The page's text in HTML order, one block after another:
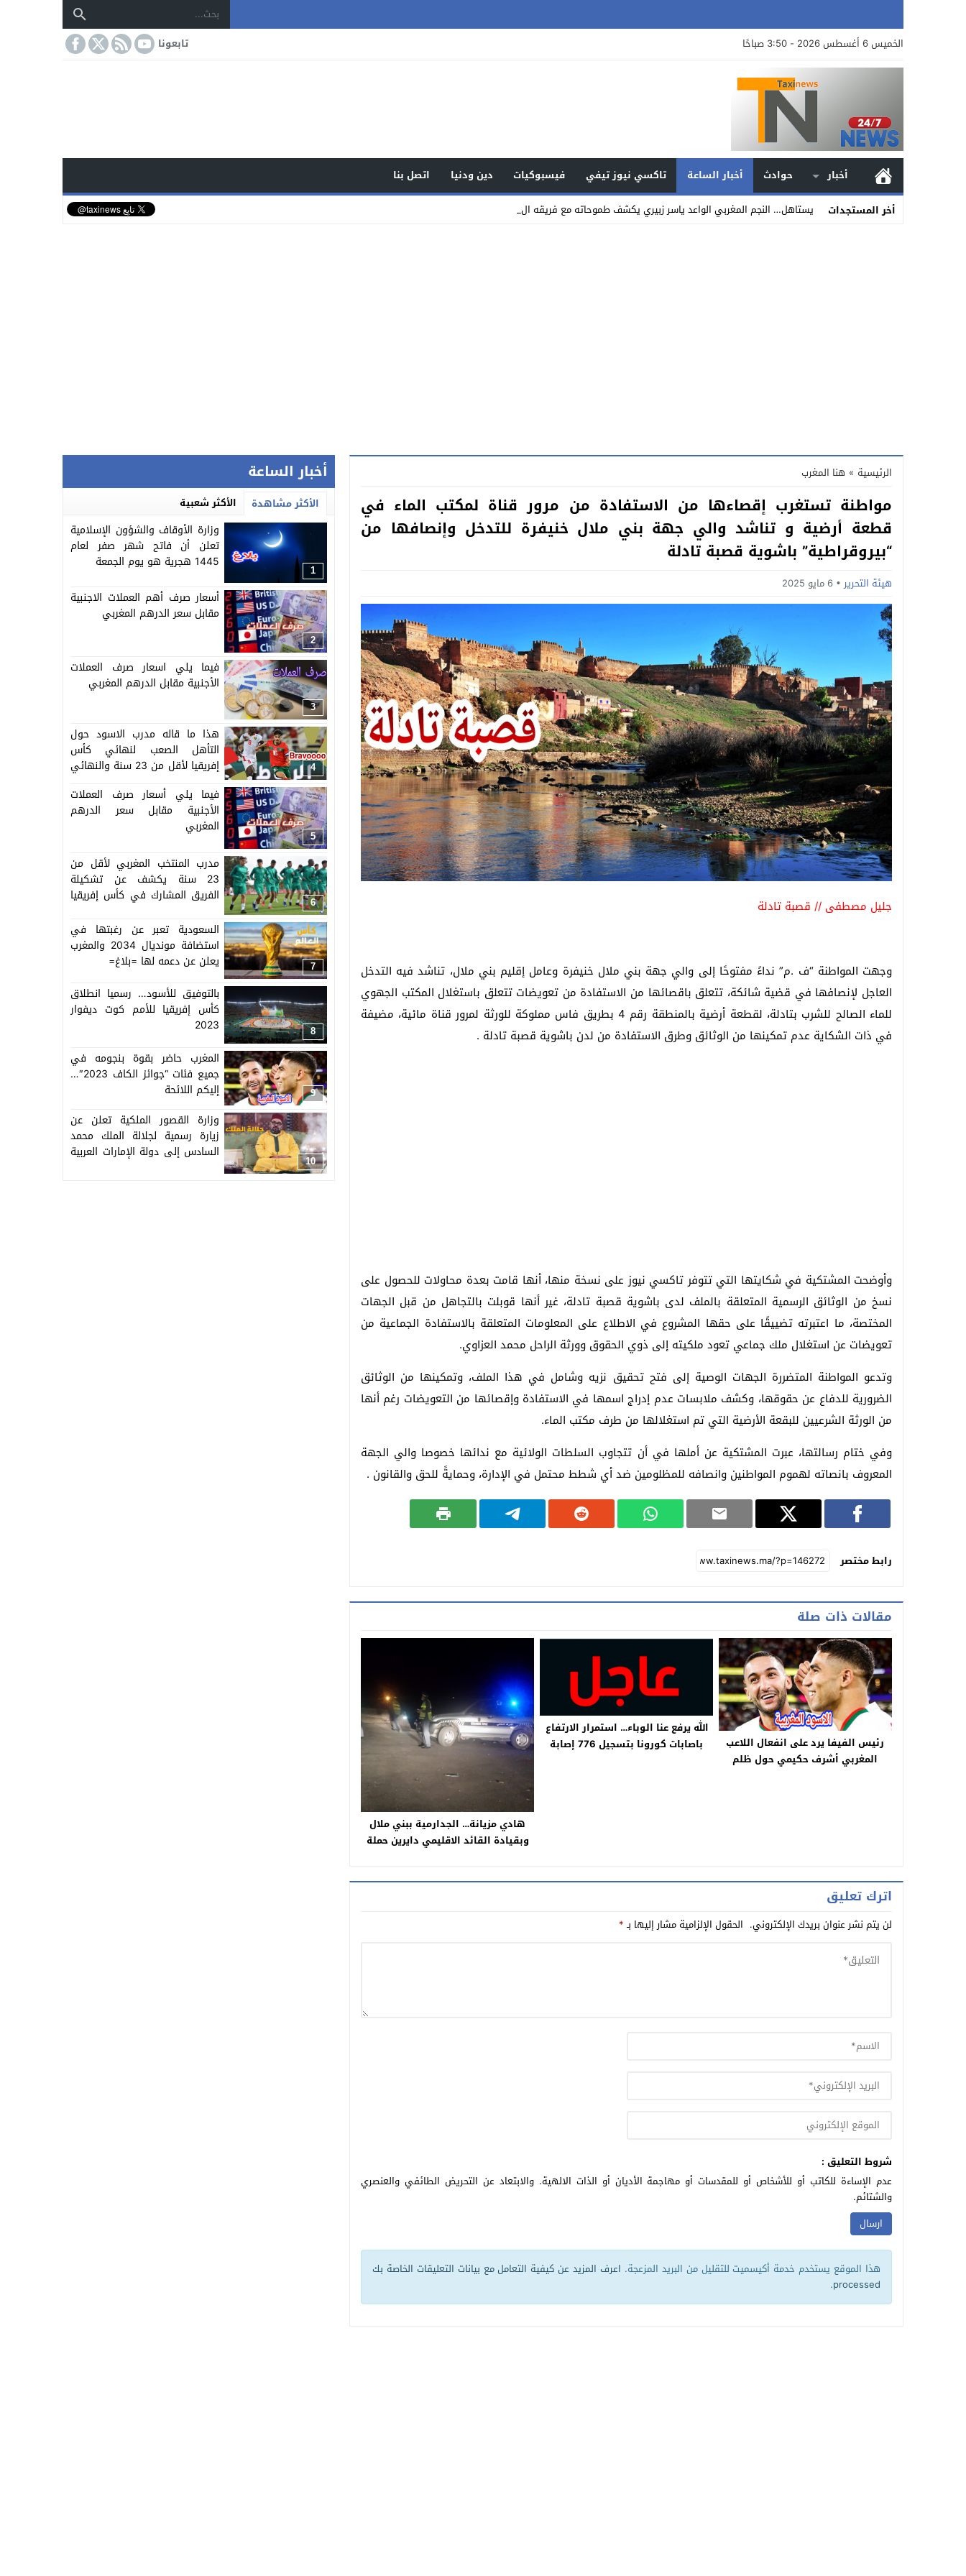
الخميس 6 أغسطس 2026 - 3:50 صباحًا تابعونا
أخبار حوادث أخبار الساعة تاكسي نيوز تيفي فيسبوكيات دين ودنيا
اتصل بنا
أخر المستجدات
يستاهل… النجم المغربي الواعد ياسر زبيري يكشف طموحاته مع فريقه الجديد راسي _
الرئيسية » هنا المغرب
مواطنة تستغرب إقصاءها من الاستفادة من مرور قناة لمكتب الماء في
قطعة أرضية و تناشد والي جهة بني ملال خنيفرة للتدخل وإنصافها من
“بيروقراطية” باشوية قصبة تادلة
هيئة التحرير 6 مايو 2025
جليل مصطفى // قصبة تادلة
وجهت المواطنة “ف .م” نداءً مفتوحًا إلى والي جهة بني ملال خنيفرة وعامل إقليم بني ملال، تناشد فيه التدخل
العاجل لإنصافها في قضية شائكة، تتعلق باقصائها من الاستفادة من تعويضات تتعلق باستغلال المكتب الجهوي
للماء الصالح للشرب بتادلة، لقطعة أرضية بالمنطقة رقم 4 بطريق فاس مملوكة للورثة لمرور قناة مائية، مضيفة
في ذات الشكاية عدم تمكينها من الوثائق وطرق الاستفادة من لدن باشوية قصبة تادلة .
وأوضحت المشتكية في شكايتها التي تتوفر تاكسي نيوز على نسخة منها، أنها قامت بعدة محاولات للحصول على
نسخ من الوثائق الرسمية المتعلقة بالملف لدى باشوية قصبة تادلة، غير أنها قوبلت بالتجاهل من قبل الجهات
المختصة، ما اعتبرته تضييقًا على حقها المشروع في الاطلاع على المعلومات المتعلقة بالاستفادة الجماعية من
تعويضات عن استغلال ملك جماعي تعود ملكيته إلى ذوي الحقوق وورثة الراحل محمد العزاوي.
وتدعو المواطنة المتضررة الجهات الوصية إلى فتح تحقيق نزيه وشامل في هذا الملف، وتمكينها من الوثائق
الضرورية للدفاع عن حقوقها، وكشف ملابسات عدم إدراج اسمها في الاستفادة وإقصائها من التعويضات رغم أنها
من الورثة الشرعيين للبقعة الأرضية التي تم استغلالها من طرف مكتب الماء.
وفي ختام رسالتها، عبرت المشتكية عن أملها في أن تتجاوب السلطات الولائية مع ندائها خصوصا والي الجهة
المعروف بانصاته لهموم المواطنين وانصافه للمظلومين ضد أي شطط محتمل في الإدارة، وحمايةً للحق والقانون .
رابط مختصر
مقالات ذات صلة
رئيس الفيفا يرد على انفعال اللاعب
المغربي أشرف حكيمي حول ظلم
الله يرفع عنا الوباء… استمرار الارتفاع
باصابات كورونا بتسجيل 776 إصابة
هادي مزيانة… الجدارمية ببني ملال
وبقيادة القائد الاقليمي دايرين حملة
اترك تعليق
لن يتم نشر عنوان بريدك الإلكتروني. الحقول الإلزامية مشار إليها بـ*
شروط التعليق :
عدم الإساءة للكاتب أو للأشخاص أو للمقدسات أو مهاجمة الأديان أو الذات الالهية. والابتعاد عن التحريض الطائفي والعنصري
والشتائم.
هذا الموقع يستخدم خدمة أكيسميت للتقليل من البريد المزعجة. اعرف المزيد عن كيفية التعامل مع بيانات التعليقات الخاصة بك
processed
.
أخبار الساعة
الأكثر مشاهدة الأكثر شعبية
1
وزارة الأوقاف والشؤون الإسلامية
تعلن أن فاتح شهر صفر لعام
1445 هجرية هو يوم الجمعة
2
أسعار صرف أهم العملات الاجنبية
مقابل سعر الدرهم المغربي
3
فيما يلي اسعار صرف العملات
الأجنبية مقابل الدرهم المغربي
4
هذا ما قاله مدرب الاسود حول
التأهل الصعب لنهائي كأس
إفريقيا لأقل من 23 سنة والنهائي
5
فيما يلي أسعار صرف العملات
الأجنبية مقابل سعر الدرهم
المغربي
6
مدرب المنتخب المغربي لأقل من
23 سنة يكشف عن تشكيلة
الفريق المشارك في كأس إفريقيا
7
السعودية تعبر عن رغبتها في
استضافة مونديال 2034 والمغرب
يعلن عن دعمه لها =بلاغ=
8
بالتوفيق للأسود… رسميا انطلاق
كأس إفريقيا للأمم كوت ديفوار
2023
9
المغرب حاضر بقوة بنجومه في
جميع فئات “جوائز الكاف 2023″…
إليكم اللائحة
10
وزارة القصور الملكية تعلن عن
زيارة رسمية لجلالة الملك محمد
السادس إلى دولة الإمارات العربية